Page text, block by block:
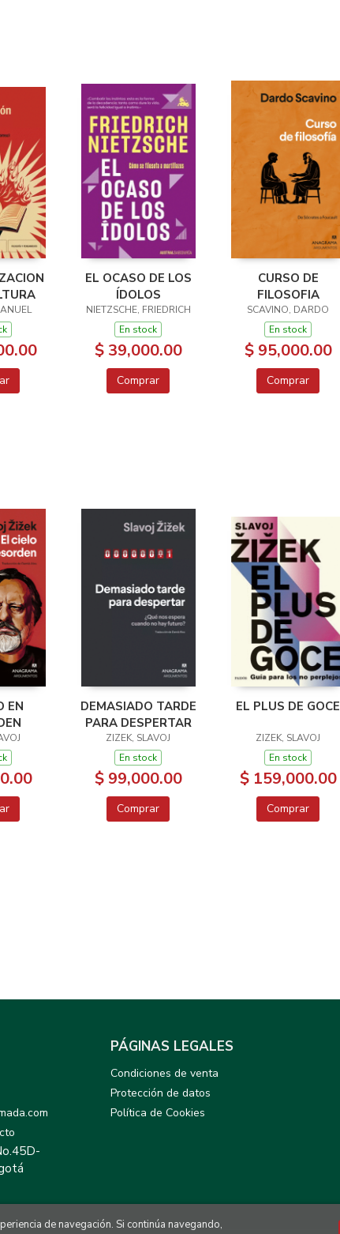
EL OCASO DE LOS
ÍDOLOS
NIETZSCHE, FRIEDRICH
En stock
$ 39,000.00
Comprar
CURSO DE
FILOSOFIA
SCAVINO, DARDO
En stock
$ 95,000.00
Comprar
EN
DEMASIADO TARDE
PARA DESPERTAR
ZIZEK, SLAVOJ
En stock
$ 99,000.00
Comprar
EL PLUS DE GOCE
ZIZEK, SLAVOJ
En stock
$ 159,000.00
Comprar
PÁGINAS LEGALES
Condiciones de venta
Protección de datos
Política de Cookies
de navegación. Si continúa navegando,